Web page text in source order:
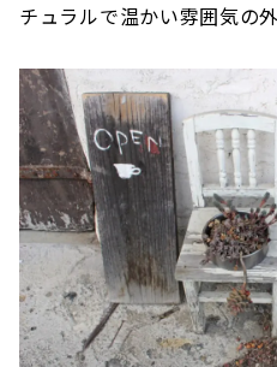
チュラルで温かい雰囲気の